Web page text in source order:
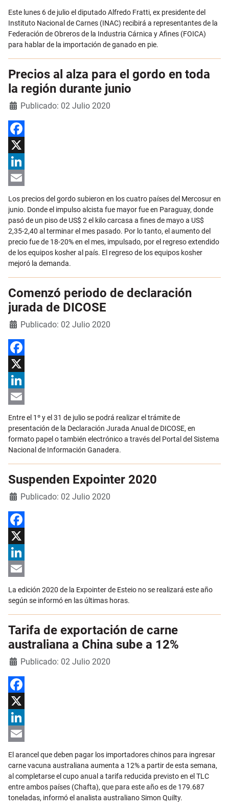
Email
Este lunes 6 de julio el diputado Alfredo Fratti, ex presidente del
Instituto Nacional de Carnes (INAC) recibirá a representantes de la
Federación de Obreros de la Industria Cárnica y Afines (FOICA)
para hablar de la importación de ganado en pie.
Precios al alza para el gordo en toda
la región durante junio
DetallesPublicado: 02 Julio 2020
Facebook
X
LinkedIn
Los precios del gordo subieron en los cuatro países del Mercosur en
junio. Donde el impulso alcista fue mayor fue en Paraguay, donde
pasó de un piso de US$ 2 el kilo carcasa a fines de mayo a US$
2,35-2,40 al terminar el mes pasado. Por lo tanto, el aumento del
precio fue de 18-20% en el mes, impulsado, por el regreso extendido
de los equipos kosher al país. El regreso de los equipos kosher
mejoró la demanda.
Comenzó periodo de declaración
jurada de DICOSE
DetallesPublicado: 02 Julio 2020
Facebook
X
LinkedIn
Entre el 1º y el 31 de julio se podrá realizar el trámite de
presentación de la Declaración Jurada Anual de DICOSE, en
formato papel o también electrónico a través del Portal del Sistema
Nacional de Información Ganadera.
Suspenden Expointer 2020
DetallesPublicado: 02 Julio 2020
Facebook
X
LinkedIn
Email
La edición 2020 de la Expointer de Esteio no se realizará este año
según se informó en las últimas horas.
Tarifa de exportación de carne
australiana a China sube a 12%
DetallesPublicado: 02 Julio 2020
Facebook
X
LinkedIn
Email
El arancel que deben pagar los importadores chinos para ingresar
carne vacuna australiana aumenta a 12% a partir de esta semana,
al completarse el cupo anual a tarifa reducida previsto en el TLC
entre ambos países (Chafta), que para este año es de 179.687
toneladas, informó el analista australiano Simon Quilty.